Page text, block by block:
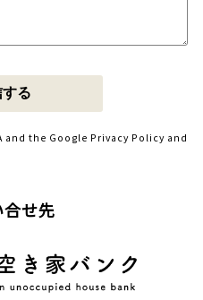
and the Google Privacy Policy and
せ先